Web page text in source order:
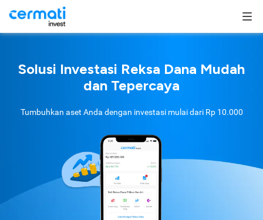
Solusi Investasi Reksa Dana Mudah
dan Tepercaya
Tumbuhkan aset Anda dengan investasi mulai dari Rp 10.000